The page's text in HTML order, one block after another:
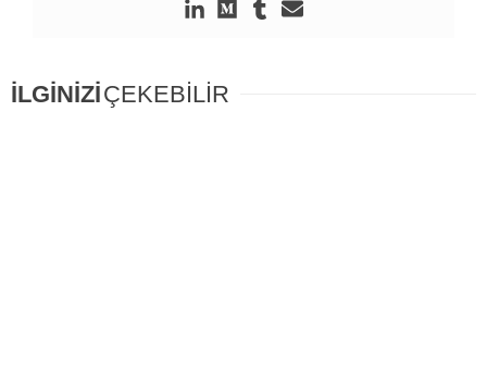
İLGİNİZİÇEKEBİLİR